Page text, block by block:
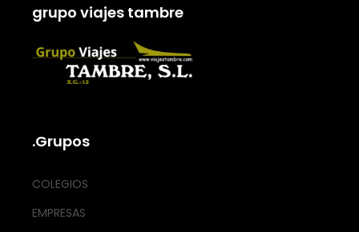
grupo viajes tambre
.Grupos
COLEGIOS
EMPRESAS